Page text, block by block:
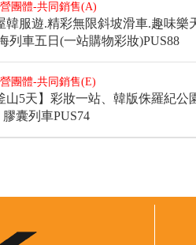
團體-共同銷售(A)
韓服遊.精彩無限斜坡滑車.趣味樂
列車五日(一站購物彩妝)PUS88
團體-共同銷售(E)
山5天】彩妝一站、韓版侏羅紀公
囊列車PUS74